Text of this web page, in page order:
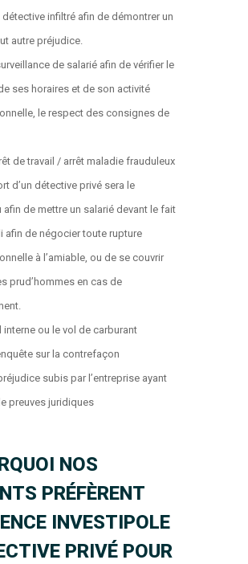
détective infiltré afin de démontrer un
autre préjudice.
de salarié afin de vérifier le
ses horaires et de son activité
le respect des consignes de
de travail / arrêt maladie frauduleux
d’un détective privé sera le
afin de mettre un salarié devant le fait
afin de négocier toute rupture
à l’amiable, ou de se couvrir
prud’hommes en cas de
interne ou le vol de carburant
sur la contrefaçon
subis par l’entreprise ayant
preuves juridiques
NOS
PRÉFÈRENT
INVESTIPOLE
PRIVÉ POUR